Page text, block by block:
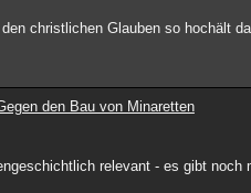
den christlichen Glauben so hochält
den Bau von Minaretten
relevant - es gibt